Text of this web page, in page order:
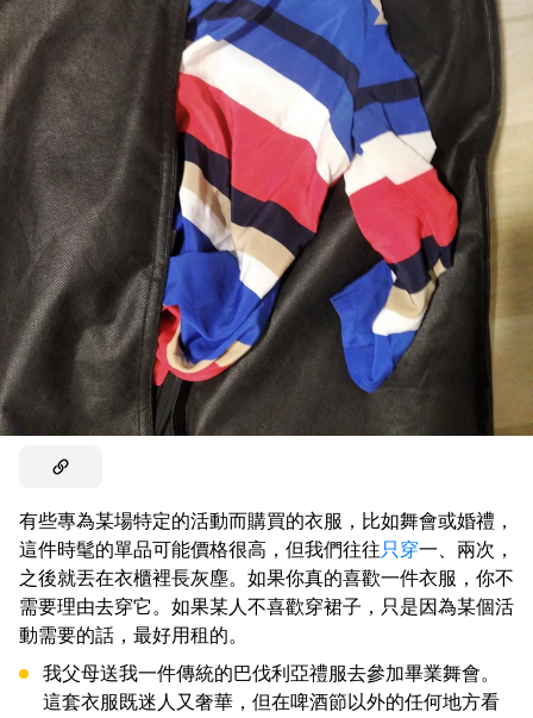
有些專為某場特定的活動而購買的衣服，比如舞會或婚禮，
這件時髦的單品可能價格很高，但我們往往只穿一、兩次，
之後就丟在衣櫃裡長灰塵。如果你真的喜歡一件衣服，你不
需要理由去穿它。如果某人不喜歡穿裙子，只是因為某個活
動需要的話，最好用租的。
我父母送我一件傳統的巴伐利亞禮服去參加畢業舞會。
這套衣服既迷人又奢華，但在啤酒節以外的任何地方看